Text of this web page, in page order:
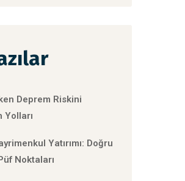
Deprem Riskini
Yolları
Yatırımı: Doğru
Noktaları